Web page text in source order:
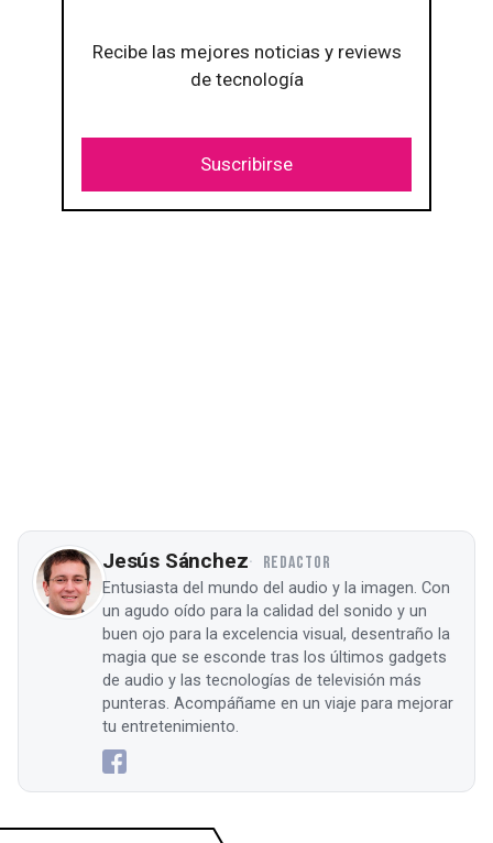
Recibe las mejores noticias y reviews
de tecnología
Suscribirse
Jesús Sánchez REDACTOR
Entusiasta del mundo del audio y la imagen. Con
un agudo oído para la calidad del sonido y un
buen ojo para la excelencia visual, desentraño la
magia que se esconde tras los últimos gadgets
de audio y las tecnologías de televisión más
punteras. Acompáñame en un viaje para mejorar
tu entretenimiento.